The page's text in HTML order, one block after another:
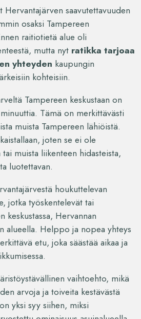
Hervantajärven saavutettavuuden
osaksi Tampereen
raitiotietä alue oli
mutta nyt ratikka tarjoaa
yhteyden kaupungin
kohteisiin.
Tampereen keskustaan on
Tämä on merkittävästi
muista Tampereen lähiöistä.
joten se ei ole
muista liikenteen hidasteista,
luotettavan.
houkuttelevan
jotka työskentelevät tai
keskustassa, Hervannan
alueella. Helppo ja nopea yhteys
etu, joka säästää aikaa ja
vaihtoehto, mikä
arvoja ja toiveita kestävästä
yksi syy siihen, miksi